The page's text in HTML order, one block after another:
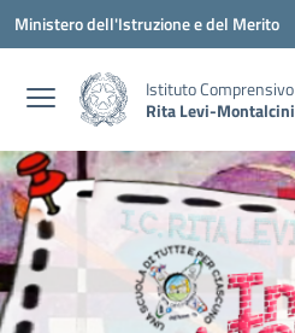
Vai ai contenuti
Vai al menu di navigazione
Vai al footer
Ministero dell'Istruzione e del Merito
Istituto Comprensivo
Rita Levi-Montalcini